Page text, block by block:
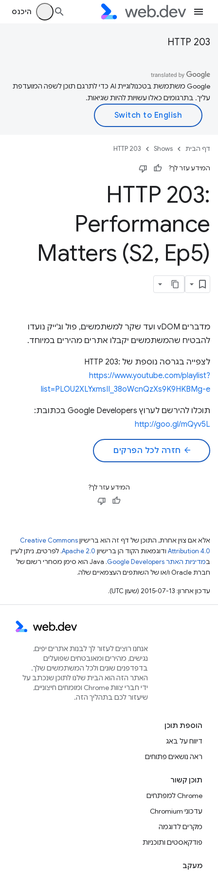
היכנס
HTTP 203
‫Google משתמשת בטכנולוגיית AI כדי לתרגם תוכן לשפה המועדפת
עליך. בתרגומים כאלו עשויות להיות שגיאות.
דף הבית Shows
HTTP 203
המידע עזר לך?
HTTP 203:
Performance
Matters (S2, Ep5)
מדברים vDOM ועד שקר למשתמשים, פול וג'ייק נועדו
להבטיח שהמשתמשים יקבלו אתרים מהירים במיוחד.
לצפייה בגרסה נוספת של HTTP 203:
https://www.youtube.com/playlist?
list=PLOU2XLYxmsII_38oWcnQzXs9K9HKBMg-e
תוכלו להירשם לערוץ Google Developers בכתובת:
http://goo.gl/mQyv5L
arrow_back חזרה לכל הפרקים
המידע עזר לך?
אלא אם צוין אחרת, התוכן של דף זה הוא ברישיוןCreative Commons
Attribution 4.0 ודוגמאות הקוד הן ברישיון Apache 2.0. לפרטים, ניתן לעיין
במדיניות האתר Google Developers‏
.‏ Java הוא סימן מסחרי רשום של
חברת Oracle ו/או של השותפים העצמאיים שלה.
עדכון אחרון: 2015-07-13 (שעון UTC).
אנחנו רוצים לעזור לך לבנות אתרים יפים,
נגישים, מהירים ומאובטחים שפועלים
בדפדפנים שונים ולכל המשתמשים שלך.
האתר הזה הוא הבית שלנו לתוכן שנכתב על
ידי חברי צוות Chrome ומומחים חיצוניים,
שיעזור לכם בתהליך הזה.
הוספת תוכן
דיווח על באג
ראה נושאים פתוחים
תוכן קשור
Chrome למפתחים
עדכוני Chromium
מקרים לדוגמה
פודקאסטים ותוכניות
מעקב